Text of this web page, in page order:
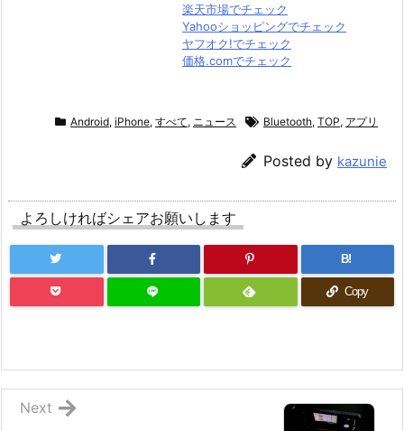
楽天市場でチェック
Yahooショッピングでチェック
ヤフオク!でチェック
価格.comでチェック
Android, iPhone, すべて, ニュース Bluetooth, TOP, アプリ
Posted by kazunie
よろしければシェアお願いします
B!
Copy
Next